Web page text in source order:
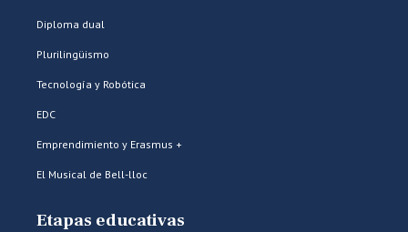
Diploma dual
Plurilingüismo
Tecnología y Robótica
EDC
Emprendimiento y Erasmus +
El Musical de Bell-lloc
Etapas educativas